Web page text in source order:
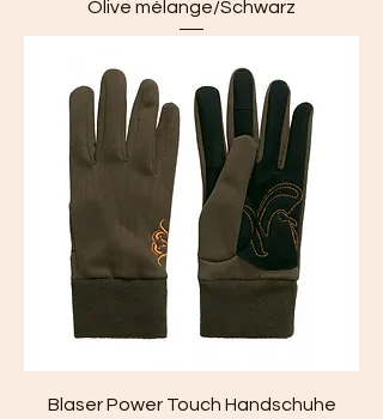
Olive mélange/Schwarz
Blaser Power Touch Handschuhe